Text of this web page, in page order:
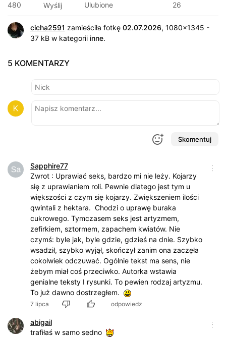
480 Wyślij Ulubione 26
cicha2591 zamieściła fotkę 02.07.2026, 1080x1345 -
37 kB w kategorii inne.
5 KOMENTARZY
Skomentuj
Sapphire77
Zwrot : Uprawiać seks, bardzo mi nie leży. Kojarzy
się z uprawianiem roli. Pewnie dlatego jest tym u
większości z czym się kojarzy. Zwiększeniem ilości
qwintali z hektara. Chodzi o uprawę buraka
cukrowego. Tymczasem seks jest artyzmem,
zefirkiem, sztormem, zapachem kwiatów. Nie
czymś: byle jak, byle gdzie, gdzieś na dnie. Szybko
wsadził, szybko wyjął, skończył zanim ona zaczęła
cokolwiek odczuwać. Ogólnie tekst ma sens, nie
żebym miał coś przeciwko. Autorka wstawia
genialne teksty I rysunki. To pewien rodzaj artyzmu.
To już dawno dostrzegłem.
7 lipca odpowiedz
abigail
trafiłaś w samo sedno